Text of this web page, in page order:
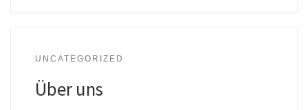
UNCATEGORIZED
Über uns